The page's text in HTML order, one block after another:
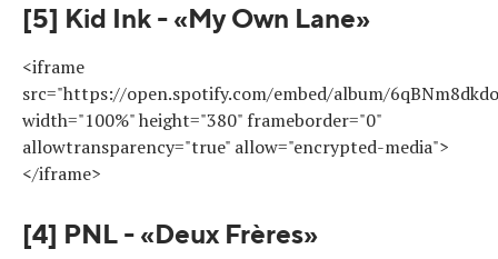
[5] Kid Ink - «My Own Lane»
<iframe
src="https://open.spotify.com/embed/album/
width="100%" height="380" frameborder="0"
allowtransparency="true" allow="encrypted-media">
</iframe>
[4] PNL - «Deux Frères»